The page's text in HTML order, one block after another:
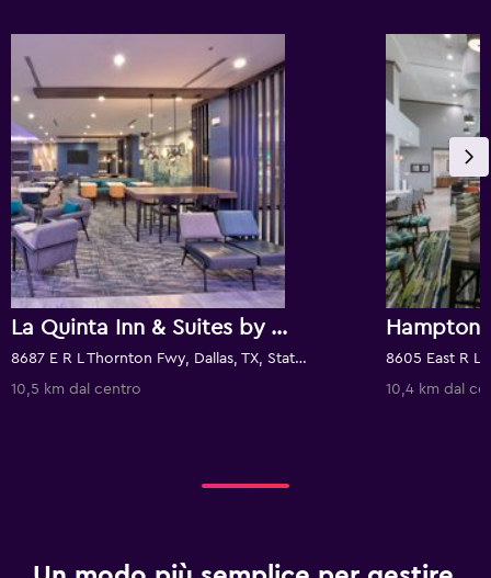
La Quinta Inn & Suites by Wyndham Dallas/Fairpark
8687 E R L Thornton Fwy, Dallas, TX, Stati Uniti
10,5 km dal centro
10,4 km dal